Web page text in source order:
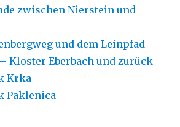
zwischen Nierstein und
und dem Leinpfad
Kloster Eberbach und zurück
Krka
Paklenica